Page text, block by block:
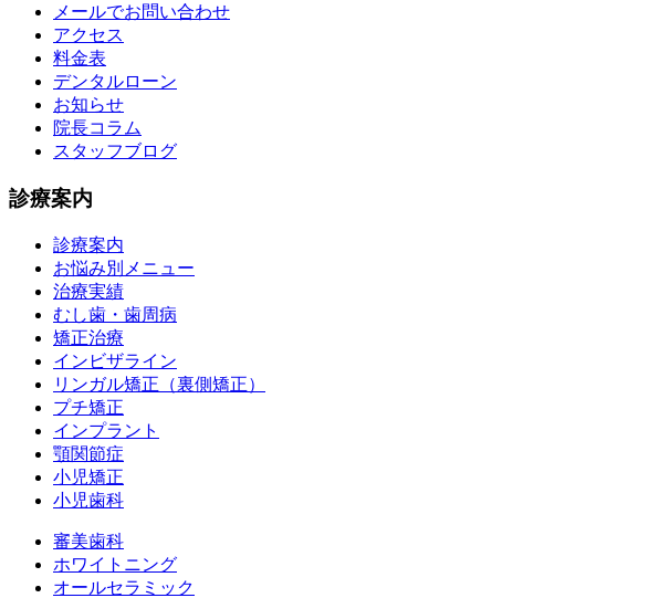
メールでお問い合わせ
アクセス
料金表
デンタルローン
お知らせ
院長コラム
スタッフブログ
診療案内
診療案内
お悩み別メニュー
治療実績
むし歯・歯周病
矯正治療
インビザライン
リンガル矯正（裏側矯正）
プチ矯正
インプラント
顎関節症
小児矯正
小児歯科
審美歯科
ホワイトニング
オールセラミック